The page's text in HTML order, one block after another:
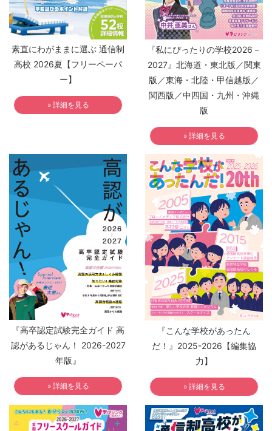
素直にわがままに選ぶ 通信制
高校 2026夏【フリーペーパ
ー】
» 詳細を見る
『私にぴったりの学校2026－
2027』北海道・東北版／関東
版／東海・北陸・甲信越版／
関西版／中四国・九州・沖縄
版
» 詳細を見る
『高卒認定試験完全ガイド 高
認があるじゃん！ 2026-2027
年版』
» 詳細を見る
『こんな学校があったん
だ！』2025-2026【編集協
力】
» 詳細を見る